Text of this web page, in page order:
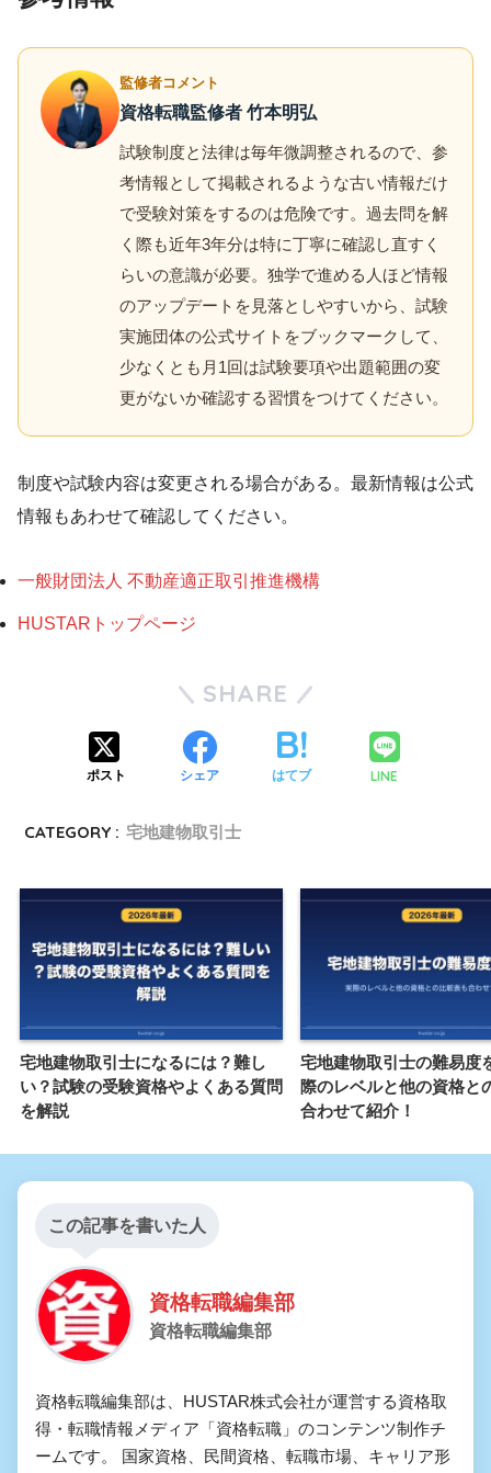
監修者コメント
資格転職監修者 竹本明弘
試験制度と法律は毎年微調整されるので、参
考情報として掲載されるような古い情報だけ
で受験対策をするのは危険です。過去問を解
く際も近年3年分は特に丁寧に確認し直すく
らいの意識が必要。独学で進める人ほど情報
のアップデートを見落としやすいから、試験
実施団体の公式サイトをブックマークして、
少なくとも月1回は試験要項や出題範囲の変
更がないか確認する習慣をつけてください。
制度や試験内容は変更される場合がある。最新情報は公式
情報もあわせて確認してください。
一般財団法人 不動産適正取引推進機構
HUSTARトップページ
SHARE
ポスト シェア はてブ LINE
CATEGORY : 宅地建物取引士
宅地建物取引士になるには？難し
い？試験の受験資格やよくある質問
を解説
宅地建物取引士の難易度
際のレベルと他の資格と
合わせて紹介！
この記事を書いた人
資格転職編集部
資格転職編集部
資格転職編集部は、HUSTAR株式会社が運営する資格取
得・転職情報メディア「資格転職」のコンテンツ制作チ
ームです。 国家資格、民間資格、転職市場、キャリア形